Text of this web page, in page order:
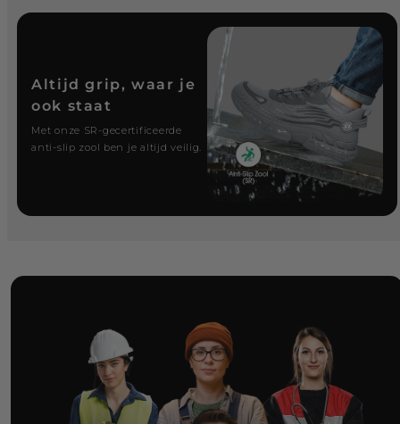
Altijd grip, waar je
ook staat
Met onze SR-gecertificeerde
anti-slip zool ben je altijd veilig.